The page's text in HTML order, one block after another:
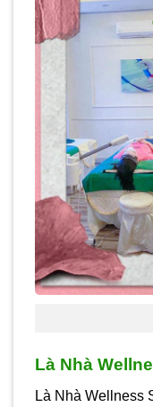
Là Nhà
Là Nhà Wellness